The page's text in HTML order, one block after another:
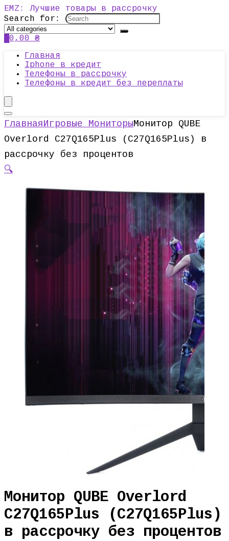
EMZ: Лучшие товары в рассрочку
Search for:
0,00 ₴
Главная
Iphone в кредит
Телефоны в рассрочку
Телефоны в кредит без переплаты
ГлавнаяИгровые МониторыМонитор QUBE
Overlord C27Q165Plus (C27Q165Plus) в
рассрочку без процентов
🔍
Монитор QUBE Overlord
C27Q165Plus (C27Q165Plus)
в рассрочку без процентов